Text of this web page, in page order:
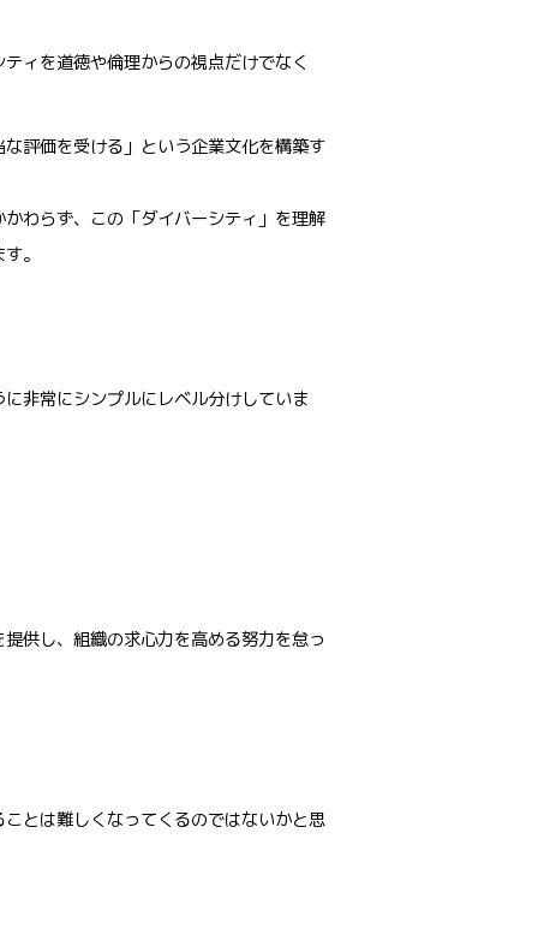
ィを道徳や倫理からの視点だけでなく
評価を受ける」という企業文化を構築す
わらず、この「ダイバーシティ」を理解
。
非常にシンプルにレベル分けしていま
供し、組織の求心力を高める努力を怠っ
とは難しくなってくるのではないかと思